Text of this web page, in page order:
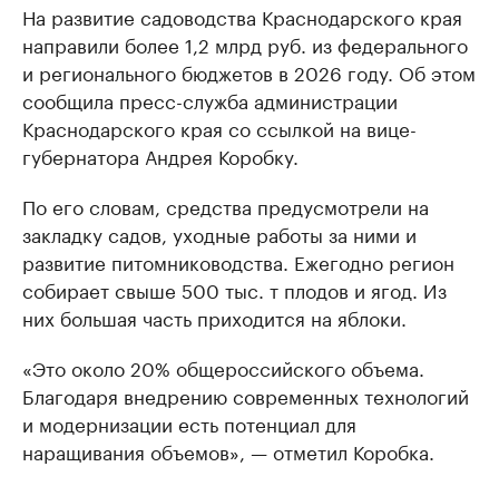
На развитие садоводства Краснодарского края
направили более 1,2 млрд руб. из федерального
и регионального бюджетов в 2026 году. Об этом
сообщила пресс-служба администрации
Краснодарского края со ссылкой на вице-
губернатора Андрея Коробку.
По его словам, средства предусмотрели на
закладку садов, уходные работы за ними и
развитие питомниководства. Ежегодно регион
собирает свыше 500 тыс. т плодов и ягод. Из
них большая часть приходится на яблоки.
«Это около 20% общероссийского объема.
Благодаря внедрению современных технологий
и модернизации есть потенциал для
наращивания объемов», — отметил Коробка.